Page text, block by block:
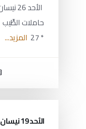
حاملات الطِّيب
* 27
المزيد...
الأحد 19 نيسان 2015